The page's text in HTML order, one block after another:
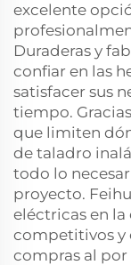
excelente
Duraderas y
confiar en las
satisfacer sus
tiempo.
que limiten
de taladro
todo lo
proyecto.
eléctricas en
competitivos y
compras al por